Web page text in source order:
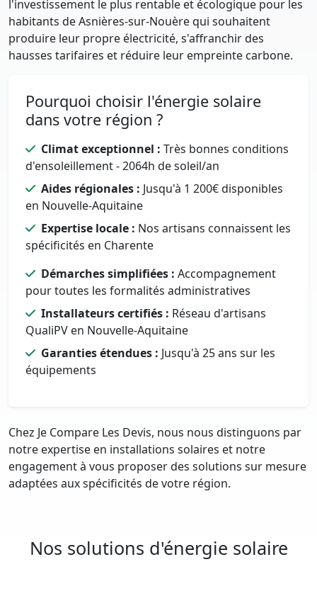
l'investissement le plus rentable et écologique pour les
habitants de Asnières-sur-Nouère qui souhaitent
produire leur propre électricité, s'affranchir des
hausses tarifaires et réduire leur empreinte carbone.
Pourquoi choisir l'énergie solaire
dans votre région ?
Climat exceptionnel : Très bonnes conditions
d'ensoleillement - 2064h de soleil/an
Aides régionales : Jusqu'à 1 200€ disponibles
en Nouvelle-Aquitaine
Expertise locale : Nos artisans connaissent les
spécificités en Charente
Démarches simplifiées : Accompagnement
pour toutes les formalités administratives
Installateurs certifiés : Réseau d'artisans
QualiPV en Nouvelle-Aquitaine
Garanties étendues : Jusqu'à 25 ans sur les
équipements
Chez Je Compare Les Devis, nous nous distinguons par
notre expertise en installations solaires et notre
engagement à vous proposer des solutions sur mesure
adaptées aux spécificités de votre région.
Nos solutions d'énergie solaire